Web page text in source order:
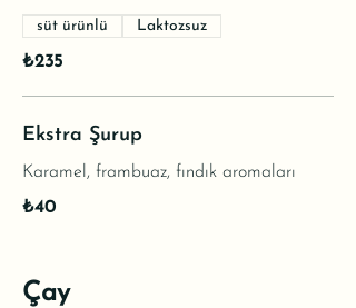
₺235
süt ürünlü Laktozsuz
Ekstra Şurup
Karamel, frambuaz, fındık aromaları
₺40
Çay